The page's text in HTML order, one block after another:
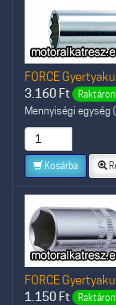
FORCE
3.160 Ft Raktáron!
Mennyiségi egység
Kosárba
FORCE
1.150 Ft Raktáron!